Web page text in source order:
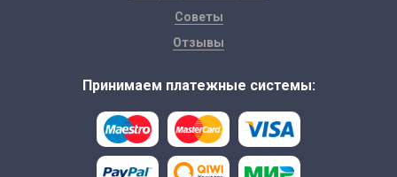
Советы
Отзывы
Принимаем платежные системы: